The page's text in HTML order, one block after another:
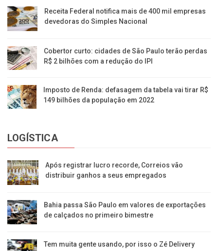
Receita Federal notifica mais de 400 mil empresas
devedoras do Simples Nacional
Cobertor curto: cidades de São Paulo terão perdas
R$ 2 bilhões com a redução do IPI
Imposto de Renda: defasagem da tabela vai tirar R$
149 bilhões da população em 2022
LOGÍSTICA
Após registrar lucro recorde, Correios vão
distribuir ganhos a seus empregados
Bahia passa São Paulo em valores de exportações
de calçados no primeiro bimestre
Tem muita gente usando, por isso o Zé Delivery